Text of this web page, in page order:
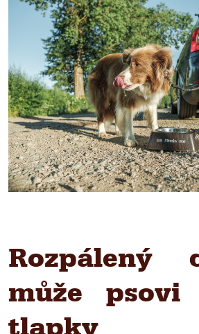
Rozpálený
může psovi
tlapky